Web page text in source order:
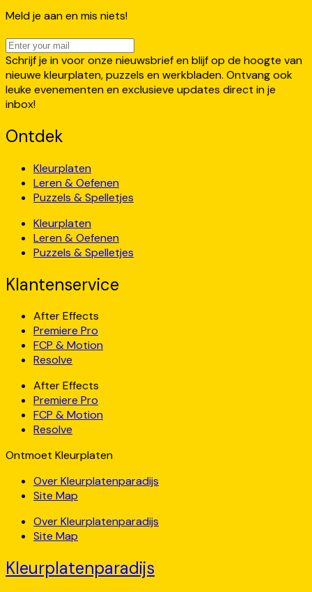
Meld je aan en mis niets!
Schrijf je in voor onze nieuwsbrief en blijf op de hoogte van
nieuwe kleurplaten, puzzels en werkbladen. Ontvang ook
leuke evenementen en exclusieve updates direct in je
inbox!
Ontdek
Kleurplaten
Leren & Oefenen
Puzzels & Spelletjes
Kleurplaten
Leren & Oefenen
Puzzels & Spelletjes
Klantenservice
After Effects
Premiere Pro
FCP & Motion
Resolve
After Effects
Premiere Pro
FCP & Motion
Resolve
Ontmoet Kleurplaten
Over Kleurplatenparadijs
Site Map
Over Kleurplatenparadijs
Site Map
Kleurplatenparadijs